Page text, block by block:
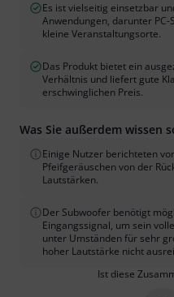
Es ist vielseitig einsetzbar
Anwendungen, darunter
kleine Veranstaltungsorte.
Das Produkt bietet ein
Verhältnis und liefert gute
erschwinglichen Preis.
Was Sie außerdem wissen
Einige Nutzer berichteten
Pfeifgeräuschen von der
Lautstärken.
Der Subwoofer benötigt
Eingangssignal, um sein
unter Umständen für sehr
hoher Lautstärke nicht
Ist diese